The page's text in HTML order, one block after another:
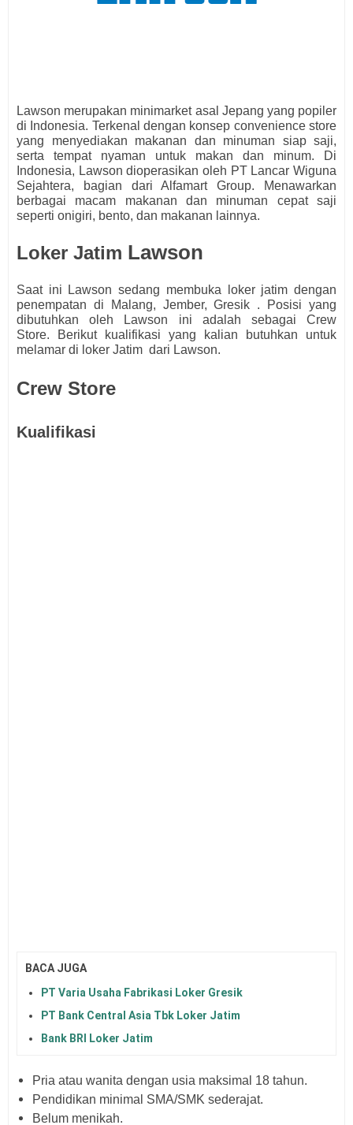
Lawson merupakan minimarket asal Jepang yang popiler
di Indonesia. Terkenal dengan konsep convenience store
yang menyediakan makanan dan minuman siap saji,
serta tempat nyaman untuk makan dan minum. Di
Indonesia, Lawson dioperasikan oleh PT Lancar Wiguna
Sejahtera, bagian dari Alfamart Group. Menawarkan
berbagai macam makanan dan minuman cepat saji
seperti onigiri, bento, dan makanan lainnya.
Loker Jatim Lawson
Saat ini Lawson sedang membuka loker jatim dengan
penempatan di Malang, Jember, Gresik . Posisi yang
dibutuhkan oleh
Lawson ini adalah sebagai
Crew
Store.
Berikut kualifikasi yang kalian butuhkan untuk
melamar di loker Jatim dari Lawson.
Crew Store
Kualifikasi
BACA JUGA
PT Varia Usaha Fabrikasi Loker Gresik
PT Bank Central Asia Tbk Loker Jatim
Bank BRI Loker Jatim
Pria atau wanita dengan usia maksimal 18 tahun.
Pendidikan minimal SMA/SMK sederajat.
Belum menikah.